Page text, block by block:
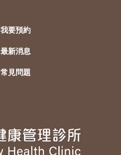
我要預約
最新消息
常見問題